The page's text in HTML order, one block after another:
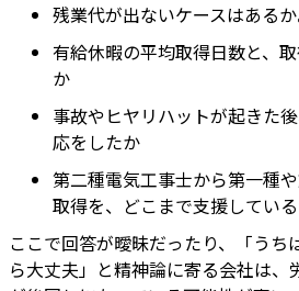
残業代が出ないケースはある
有給休暇の平均取得日数と、
か
事故やヒヤリハットが起きた
応をしたか
第二種電気工事士から第一種
取得を、どこまで支援してい
ここで回答が曖昧だったり、「うち
ら大丈夫」と精神論に寄る会社は、